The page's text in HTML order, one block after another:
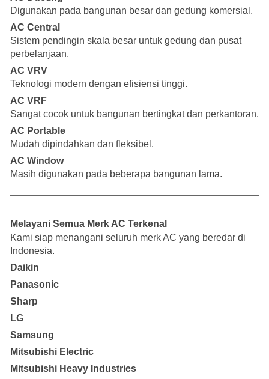
Digunakan pada bangunan besar dan gedung komersial.
AC Central
Sistem pendingin skala besar untuk gedung dan pusat
perbelanjaan.
AC VRV
Teknologi modern dengan efisiensi tinggi.
AC VRF
Sangat cocok untuk bangunan bertingkat dan perkantoran.
AC Portable
Mudah dipindahkan dan fleksibel.
AC Window
Masih digunakan pada beberapa bangunan lama.
Melayani Semua Merk AC Terkenal
Kami siap menangani seluruh merk AC yang beredar di
Indonesia.
Daikin
Panasonic
Sharp
LG
Samsung
Mitsubishi Electric
Mitsubishi Heavy Industries